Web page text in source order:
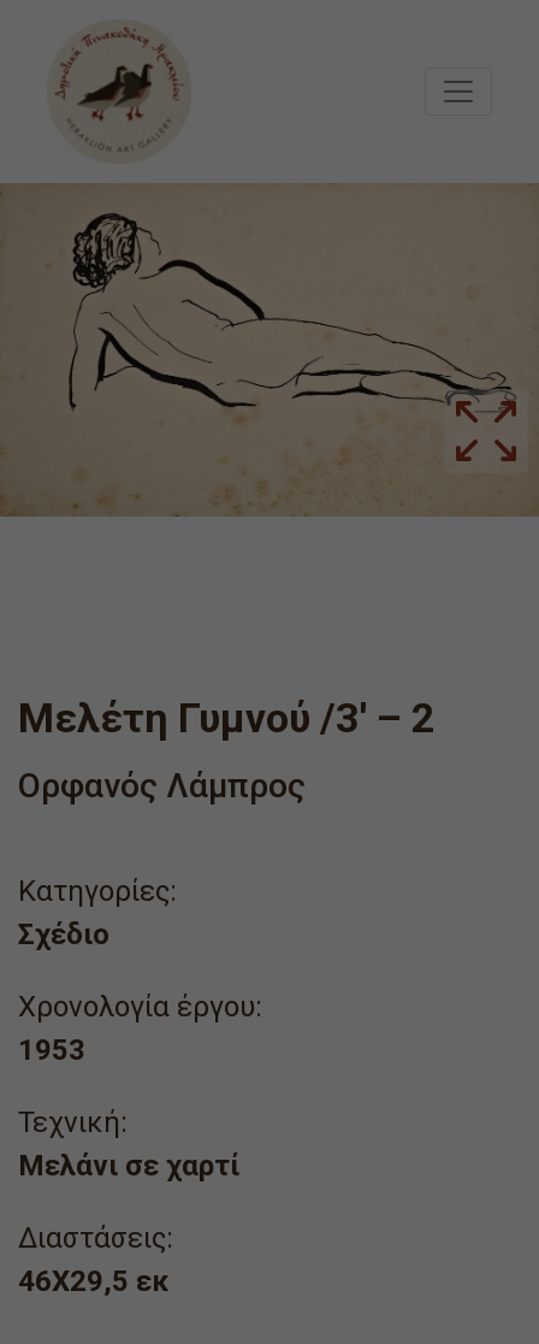
Μελέτη Γυμνού /3′ – 2
Ορφανός Λάμπρος
Κατηγορίες:
Σχέδιο
Χρονολογία έργου:
1953
Τεχνική:
Μελάνι σε χαρτί
Διαστάσεις:
46Χ29,5 εκ